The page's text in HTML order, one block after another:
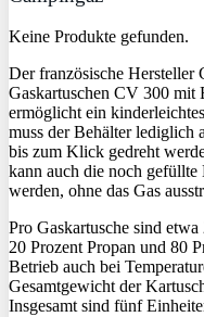
Keine Produkte gefunden.
Der französische Hersteller
Gaskartuschen CV 300 mit
ermöglicht ein
muss der Behälter lediglich
bis zum Klick gedreht
kann auch die noch gefüllte
werden, ohne das Gas
Pro Gaskartusche sind
20 Prozent Propan und 80
Betrieb auch bei
Gesamtgewicht der
Insgesamt sind fünf